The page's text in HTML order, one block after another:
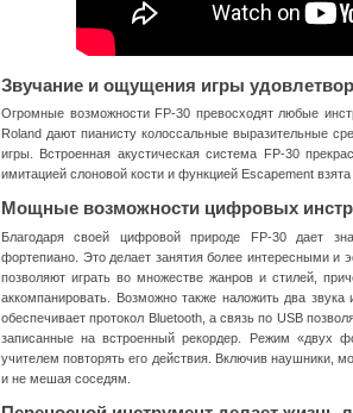
Звучание и ощущения игры
Огромные возможности FP-30 превосходят любые
Roland дают пианисту колоссальные выразительные
игры. Встроенная акустическая система FP-30
имитацией слоновой кости и функцией Escapement
Мощные возможности цифровых
Благодаря своей цифровой природе FP-30 дает
фортепиано. Это делает занятия более интересными и
позволяют играть во множестве жанров и стилей,
аккомпанировать. Возможно также наложить два
обеспечивает протокол Bluetooth, а связь по USB
записанные на встроенный рекордер. Режим «двух
учителем повторять его действия. Включив наушники,
и не мешая соседям.